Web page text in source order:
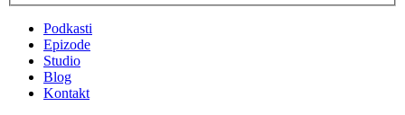
Podkasti
Epizode
Studio
Blog
Kontakt